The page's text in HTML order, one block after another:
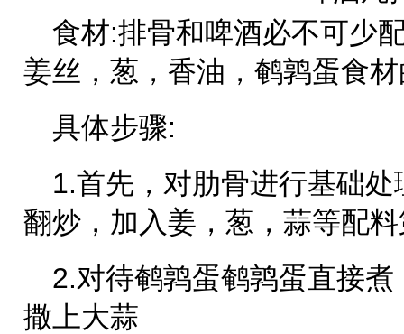
食材:排骨和啤酒必不可少
姜丝，葱，香油，鹌鹑蛋食
具体步骤:
1.首先，对肋骨进行基础
翻炒，加入姜，葱，蒜等配
2.对待鹌鹑蛋鹌鹑蛋直接
撒上大蒜